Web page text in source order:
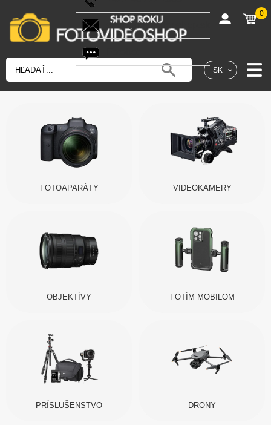
SK
shop@fotovideoshop.sk
0
FOTOAPARÁTY VIDEOKAMERY
OBJEKTÍVY FOTÍM MOBILOM
PRÍSLUŠENSTVO DRONY